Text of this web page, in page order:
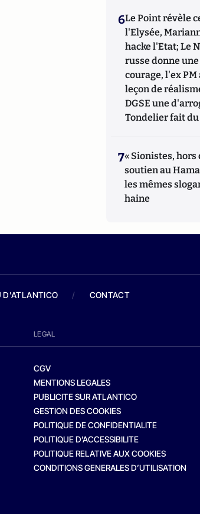
6Le Point révèle
l'Elysée,
hacke l'Etat; Le
russe donne
courage, l'ex
leçon de
DGSE une
Tondelier fait
7« Sionistes, hors
soutien au
les mêmes
haine
D'ATLANTICO / CONTACT
LEGAL
CGV
MENTIONS LEGALES
PUBLICITE SUR ATLANTICO
GESTION DES COOKIES
POLITIQUE DE CONFIDENTIALITE
POLITIQUE D’ACCESSIBILITE
POLITIQUE RELATIVE AUX COOKIES
CONDITIONS GENERALES D’UTILISATION